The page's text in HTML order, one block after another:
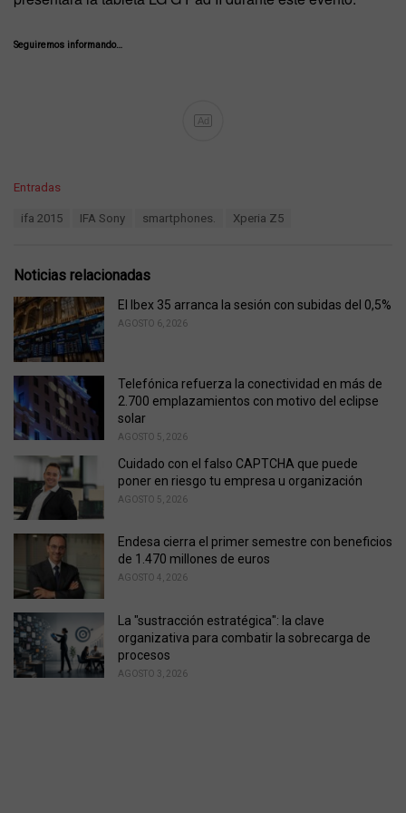
Seguiremos informando…
Ad
C
o
r
i
e
s
Entradas
:
ifa 2015 IFA Sony smartphones. Xperia Z5
Noticias relacionadas
El Ibex 35 arranca la sesión con subidas del 0,5%
AGOSTO 6, 2026
Telefónica refuerza la conectividad en más de
2.700 emplazamientos con motivo del eclipse
solar
AGOSTO 5, 2026
Cuidado con el falso CAPTCHA que puede
poner en riesgo tu empresa u organización
AGOSTO 5, 2026
Endesa cierra el primer semestre con beneficios
de 1.470 millones de euros
AGOSTO 4, 2026
La "sustracción estratégica": la clave
organizativa para combatir la sobrecarga de
procesos
AGOSTO 3, 2026